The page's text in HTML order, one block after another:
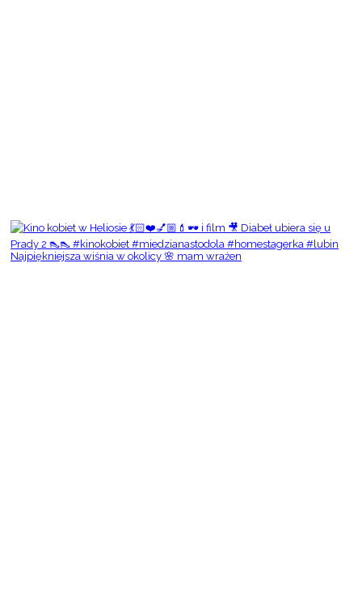
Najpiękniejsza wiśnia w okolicy 🌸 mam wrażen